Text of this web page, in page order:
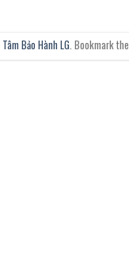
Bảo Hành LG. Bookmark the